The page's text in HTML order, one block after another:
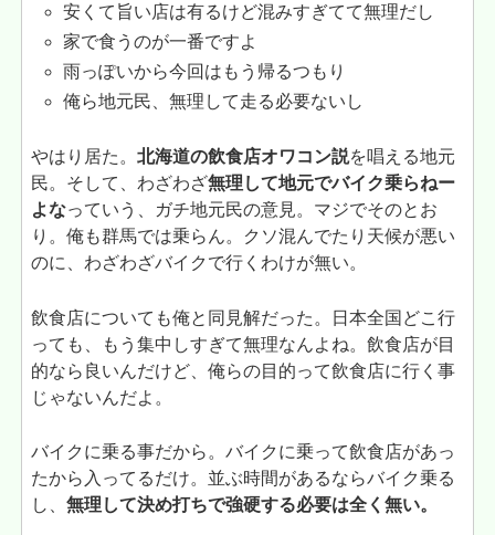
安くて旨い店は有るけど混みすぎてて無理だし
家で食うのが一番ですよ
雨っぽいから今回はもう帰るつもり
俺ら地元民、無理して走る必要ないし
やはり居た。北海道の飲食店オワコン説を唱える地元
民。そして、わざわざ無理して地元でバイク乗らねー
よなっていう、ガチ地元民の意見。マジでそのとお
り。俺も群馬では乗らん。クソ混んでたり天候が悪い
のに、わざわざバイクで行くわけが無い。
飲食店についても俺と同見解だった。日本全国どこ行
っても、もう集中しすぎて無理なんよね。飲食店が目
的なら良いんだけど、俺らの目的って飲食店に行く事
じゃないんだよ。
バイクに乗る事だから。バイクに乗って飲食店があっ
たから入ってるだけ。並ぶ時間があるならバイク乗る
し、無理して決め打ちで強硬する必要は全く無い。